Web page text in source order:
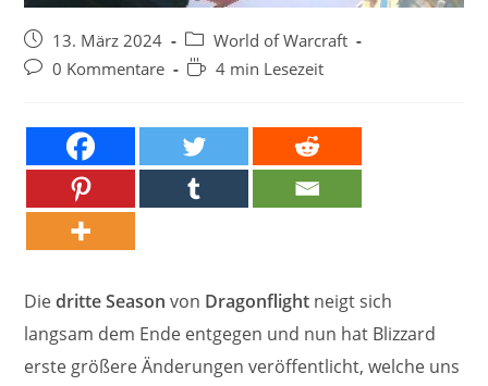
Beitrag
veröffentlicht:
13. März 2024
Beitrags-
Kategorie:
World of Warcraft
Beitrags-
0 Kommentare Lesedauer:
4 min Lesezeit
Diedritte Season von Dragonflight neigt sich
langsam dem Ende entgegen und nun hat Blizzard
erste größere Änderungen veröffentlicht, welche uns